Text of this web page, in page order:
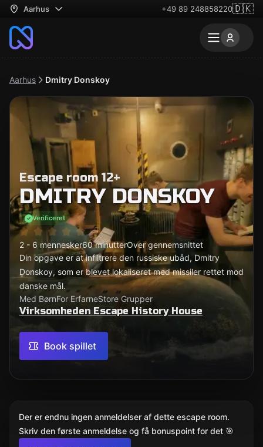
Aarhus +49 89 248858220🇩🇰
Aarhus Dmitry Donskoy
Escape room 12+
DMITRY DONSKOY
Verificeret
2 - 6 mennesker60 minutterOver gennemsnittet
Din opgave er at infiltrere den russiske ubåd, Dmitry
Donskoy, som er blevet lokaliseret med missiler rettet mod
danske mål.
Med BørnFor ErfarneStore Grupper
Virksomheden Escape History House
Book spillet
Der er endnu ingen anmeldelser af dette escape room.
Skriv den første anmeldelse og få bonuspoint for det 🎯